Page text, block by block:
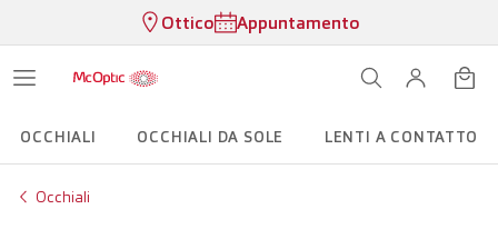
Ottico Appuntamento
OCCHIALI OCCHIALI DA SOLE LENTI A CONTATTO
Occhiali